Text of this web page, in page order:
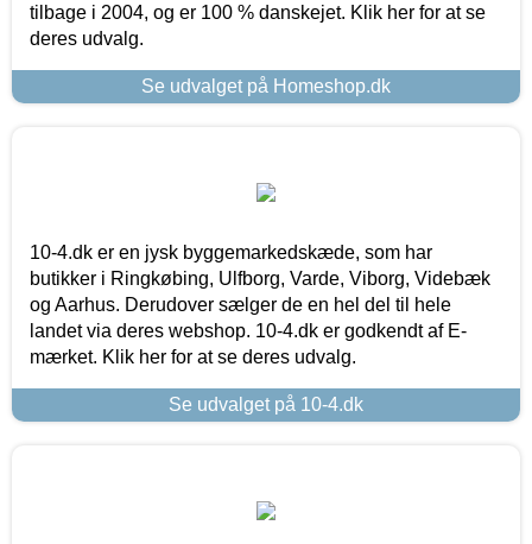
tilbage i 2004, og er 100 % danskejet. Klik her for at se
deres udvalg.
Se udvalget på Homeshop.dk
10-4.dk er en jysk byggemarkedskæde, som har
butikker i Ringkøbing, Ulfborg, Varde, Viborg, Videbæk
og Aarhus. Derudover sælger de en hel del til hele
landet via deres webshop. 10-4.dk er godkendt af E-
mærket. Klik her for at se deres udvalg.
Se udvalget på 10-4.dk